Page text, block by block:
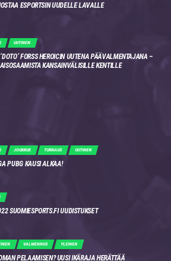
ESPORTSIN UUDELLE LAVALLE
UUTINEN
FORSS HEROICIN UUTENA PÄÄVALMENTAJANA –
KANSAINVÄLISILLE KENTILLE
JOUKKUE TURNAUS UUTINEN
PUBG KAUSI ALKAA!
SUOMIESPORTS.FI UUDISTUKSET
VALMENNUS YLEINEN
PELAAMISEN? UUSI IKÄRAJA HERÄTTÄÄ